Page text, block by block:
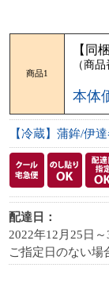
商品1
【同
（商
本体
【冷蔵】蒲鉾/伊
配達日：
2022年12月25日
ご指定日のない場